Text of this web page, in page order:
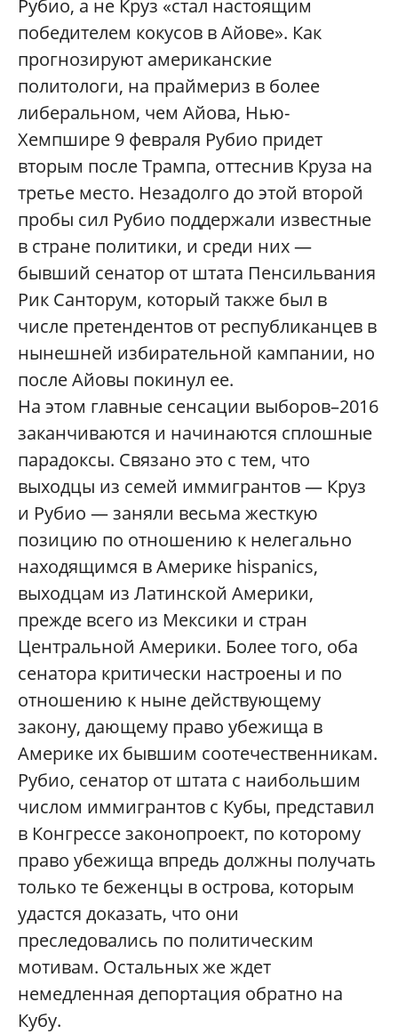
Рубио, а не Круз «стал настоящим
победителем кокусов в Айове». Как
прогнозируют американские
политологи, на праймериз в более
либеральном, чем Айова, Нью-
Хемпшире 9 февраля Рубио придет
вторым после Трампа, оттеснив Круза на
третье место. Незадолго до этой второй
пробы сил Рубио поддержали известные
в стране политики, и среди них —
бывший сенатор от штата Пенсильвания
Рик Санторум, который также был в
числе претендентов от республиканцев в
нынешней избирательной кампании, но
после Айовы покинул ее.
На этом главные сенсации выборов–2016
заканчиваются и начинаются сплошные
парадоксы. Связано это с тем, что
выходцы из семей иммигрантов — Круз
и Рубио — заняли весьма жесткую
позицию по отношению к нелегально
находящимся в Америке hispanics,
выходцам из Латинской Америки,
прежде всего из Мексики и стран
Центральной Америки. Более того, оба
сенатора критически настроены и по
отношению к ныне действующему
закону, дающему право убежища в
Америке их бывшим соотечественникам.
Рубио, сенатор от штата с наибольшим
числом иммигрантов с Кубы, представил
в Конгрессе законопроект, по которому
право убежища впредь должны получать
только те беженцы в острова, которым
удастся доказать, что они
преследовались по политическим
мотивам. Остальных же ждет
немедленная депортация обратно на
Кубу.